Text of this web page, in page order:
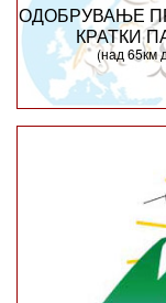
ОДОБРУВАЊЕ
КРАТКИ
(над 65км